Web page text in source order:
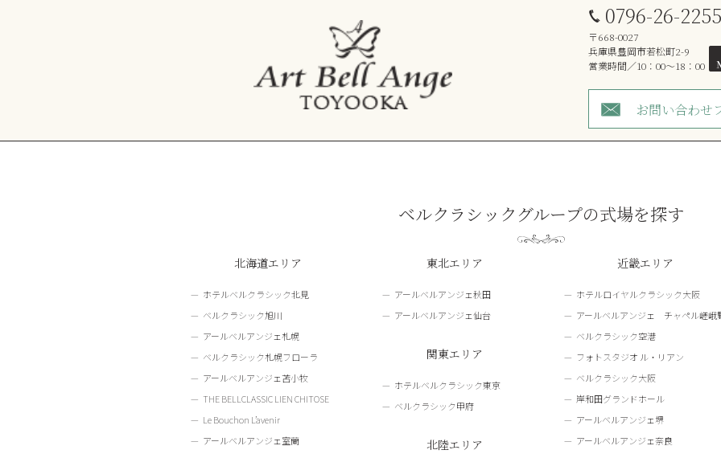
0796-26-2255
〒668-0027
兵庫県豊岡市若松町2-9
営業時間／10：00～18：00
お問い合わせ
ベルクラシックグループの式場を探す
北海道エリア
ホテルベルクラシック北見
ベルクラシック旭川
アールベルアンジェ札幌
ベルクラシック札幌フローラ
アールベルアンジェ苫小牧
THE BELLCLASSIC LIEN CHITOSE
Le Bouchon L’avenir
アールベルアンジェ室蘭
東北エリア
アールベルアンジェ秋田
アールベルアンジェ仙台
関東エリア
ホテルベルクラシック東京
ベルクラシック甲府
北陸エリア
近畿エリア
ホテルロイヤルクラシック大阪
アールベルアンジェ チャペル嵯峨
ベルクラシック空港
フォトスタジオ ル・リアン
ベルクラシック大阪
岸和田グランドホール
アールベルアンジェ堺
アールベルアンジェ奈良